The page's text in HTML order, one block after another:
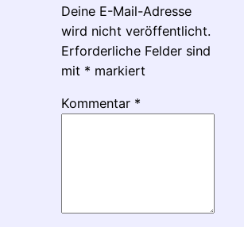
Deine E-Mail-Adresse
wird nicht veröffentlicht.
Erforderliche Felder sind
mit * markiert
Kommentar *